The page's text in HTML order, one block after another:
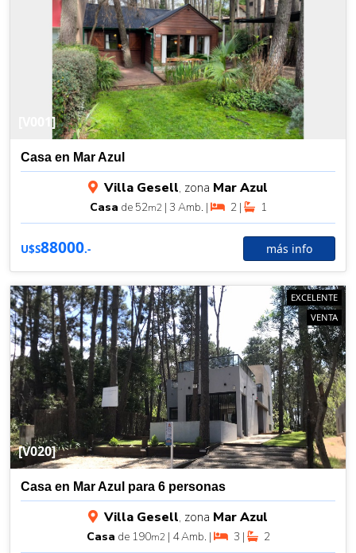
[V001]
Casa en Mar Azul
Villa Gesell, zona Mar Azul
Casa de 52m2 | 3 Amb. | 2 | 1
U$S88000.- más info
[V020]
EXCELENTE
VENTA
Casa en Mar Azul para 6 personas
Villa Gesell, zona Mar Azul
Casa de 190m2 | 4 Amb. | 3 | 2